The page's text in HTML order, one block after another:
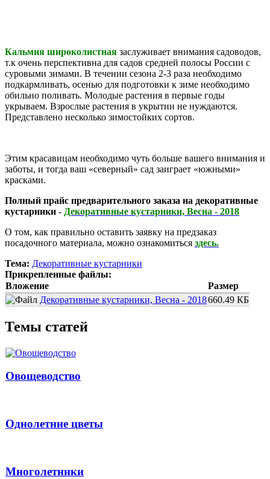
Кальмия широколистная заслуживает внимания садоводов,
т.к очень перспективна для садов средней полосы России с
суровыми зимами. В течении сезона 2-3 раза необходимо
подкармливать, осенью для подготовки к зиме необходимо
обильно поливать. Молодые растения в первые годы
укрываем. Взрослые растения в укрытии не нуждаются.
Представлено несколько зимостойких сортов.
Этим красавицам необходимо чуть больше вашего внимания и
заботы, и тогда ваш «северный» сад заиграет «южными»
красками.
Полный прайс предварительного заказа на декоративные
кустарники - Декоративные кустарники, Весна - 2018
О том, как правильно оставить заявку на предзаказ
посадочного материала, можно ознакомиться здесь.
Тема: Декоративные кустарники
Прикрепленные файлы:
Вложение
Размер
Декоративные кустарники, Весна - 2018660.49 КБ
Темы статей
Овощеводство
Однолетние цветы
Многолетники